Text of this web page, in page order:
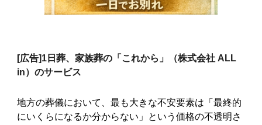
[広告]1日葬、家族葬の「これから」（株式会社 ALL
in）のサービス
地方の葬儀において、最も大きな不安要素は「最終的
にいくらになるか分からない」という価格の不透明さ